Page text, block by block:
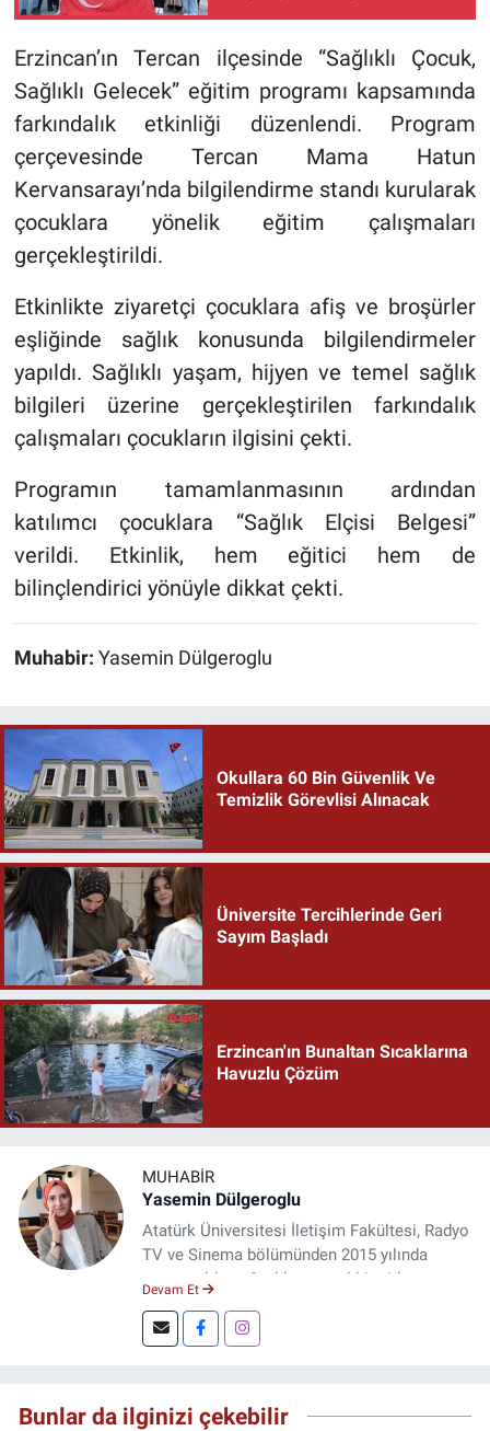
Erzincan’ın Tercan ilçesinde “Sağlıklı Çocuk,
Sağlıklı Gelecek” eğitim programı kapsamında
farkındalık etkinliği düzenlendi. Program
çerçevesinde Tercan Mama Hatun
Kervansarayı’nda bilgilendirme standı kurularak
çocuklara yönelik eğitim çalışmaları
gerçekleştirildi.
Etkinlikte ziyaretçi çocuklara afiş ve broşürler
eşliğinde sağlık konusunda bilgilendirmeler
yapıldı. Sağlıklı yaşam, hijyen ve temel sağlık
bilgileri üzerine gerçekleştirilen farkındalık
çalışmaları çocukların ilgisini çekti.
Programın tamamlanmasının ardından
katılımcı çocuklara “Sağlık Elçisi Belgesi”
verildi. Etkinlik, hem eğitici hem de
bilinçlendirici yönüyle dikkat çekti.
Muhabir: Yasemin Dülgeroglu
Okullara 60 Bin Güvenlik Ve
Temizlik Görevlisi Alınacak
Üniversite Tercihlerinde Geri
Sayım Başladı
Erzincan'ın Bunaltan Sıcaklarına
Havuzlu Çözüm
MUHABIR
Yasemin Dülgeroglu
Atatürk Üniversitesi İletişim Fakültesi, Radyo
TV ve Sinema bölümünden 2015 yılında
mezun oldum. 3 yıl kurumsal bir şirkette
DoğuGazetesi.com internet haber sitesinde
muhabirlik yapıyor ve içerik üretiyorum.
Devam Et
Bunlar da ilginizi çekebilir